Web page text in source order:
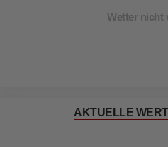
Wetter nicht
AKTUELLE